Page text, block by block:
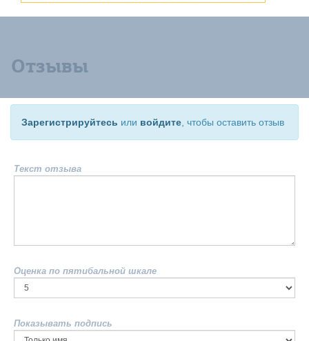
Отзывы
Зарегистрируйтесь или войдите , чтобы оставить отзыв
Текст отзыва
Оценка по пятибальной шкале
Показывать подпись